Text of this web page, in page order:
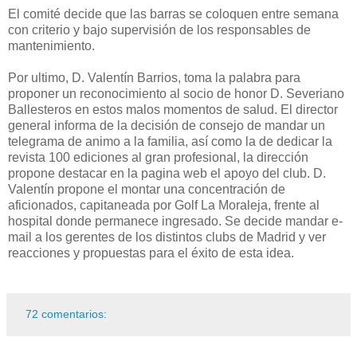
El comité decide que las barras se coloquen entre semana
con criterio y bajo supervisión de los responsables de
mantenimiento.
Por ultimo, D. Valentín Barrios, toma la palabra para
proponer un reconocimiento al socio de honor D. Severiano
Ballesteros en estos malos momentos de salud. El director
general informa de la decisión de consejo de mandar un
telegrama de animo a la familia, así como la de dedicar la
revista 100 ediciones al gran profesional, la dirección
propone destacar en la pagina web el apoyo del club. D.
Valentín propone el montar una concentración de
aficionados, capitaneada por Golf La Moraleja, frente al
hospital donde permanece ingresado. Se decide mandar e-
mail a los gerentes de los distintos clubs de Madrid y ver
reacciones y propuestas para el éxito de esta idea.
72 comentarios: